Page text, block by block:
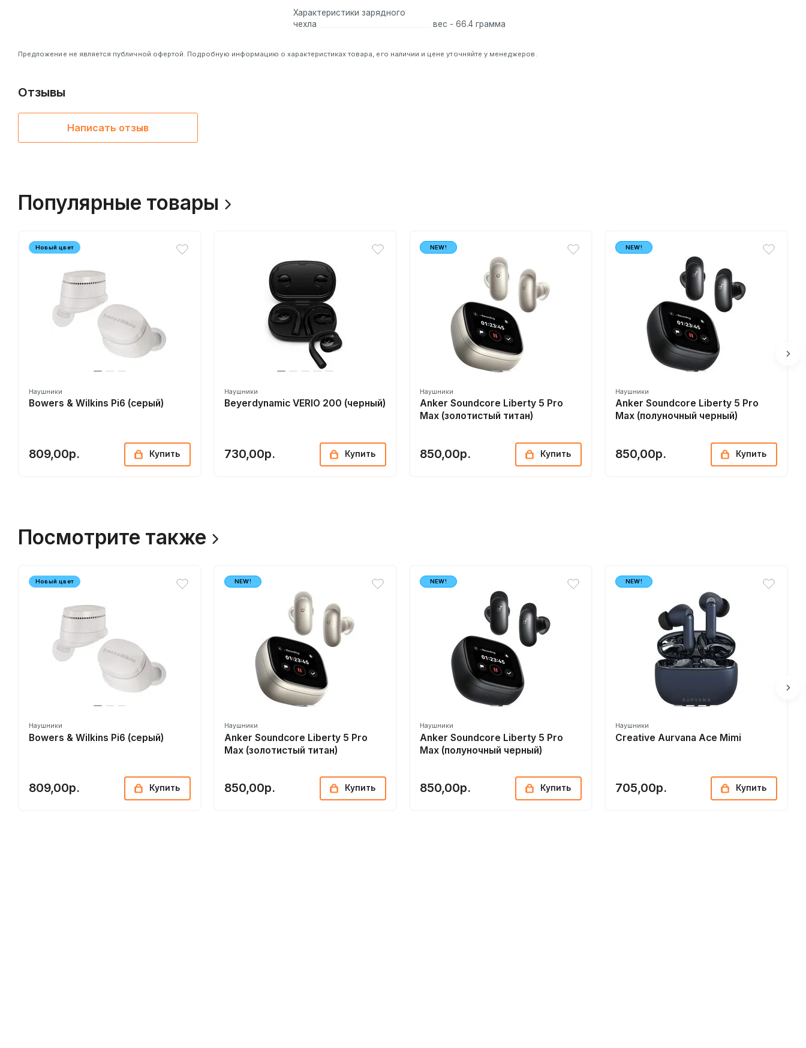
Характеристики зарядного
чехла
вес - 66.4 грамма
Предложение не является публичной офертой. Подробную информацию о характеристиках товара, его наличии и цене уточняйте у менеджеров.
Отзывы
Написать отзыв
Популярные товары
Новый цвет
Наушники
Bowers & Wilkins Pi6 (серый)
809,00р. Купить
Наушники
Beyerdynamic VERIO 200 (черный)
730,00р. Купить
NEW!
Наушники
Anker Soundcore Liberty 5 Pro
Max (золотистый титан)
850,00р. Купить
NEW!
Наушники
Anker Soundcore Liberty 5 Pro
Max (полуночный черный)
850,00р. Купить
Посмотрите также
Новый цвет
Наушники
Bowers & Wilkins Pi6 (серый)
809,00р. Купить
NEW!
Наушники
Anker Soundcore Liberty 5 Pro
Max (золотистый титан)
850,00р. Купить
NEW!
Наушники
Anker Soundcore Liberty 5 Pro
Max (полуночный черный)
850,00р. Купить
NEW!
Наушники
Creative Aurvana Ace Mimi
705,00р. Купить